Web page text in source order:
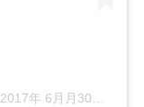
2017年 6月月30日午前1時37分PDT